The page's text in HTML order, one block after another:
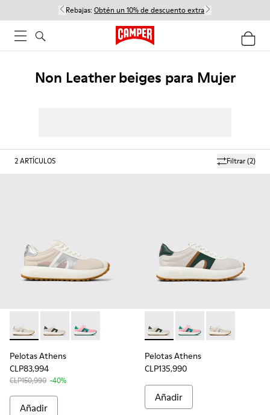
Rebajas: Obtén un 10% de descuento extra
Non Leather beiges para Mujer
Filtrar(2)
2ARTÍCULOS
Pelotas Athens - K201614-014 - Sneakers multicolor sin
Pelotas Athens - K201614-020 - Sneakers sin
Pelotas Athens - K201614-017
Pelotas Athens
CLP83,994
CLP150,990 -40%
Añadir
Pelotas Athens - K201614-
Pelotas Athens -
Pelotas
Pelotas Athens
CLP135,990
Añadir